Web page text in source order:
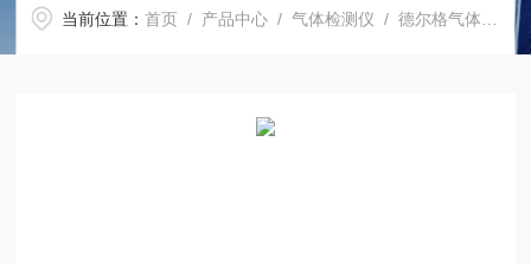
当前位置：首页 / 产品中心 /气体检测仪 /德尔格气体报警器